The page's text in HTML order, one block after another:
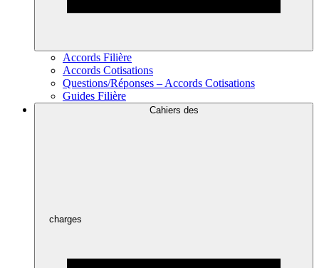
Accords Filière
Accords Cotisations
Questions/Réponses – Accords Cotisations
Guides Filière
Cahiers des
charges